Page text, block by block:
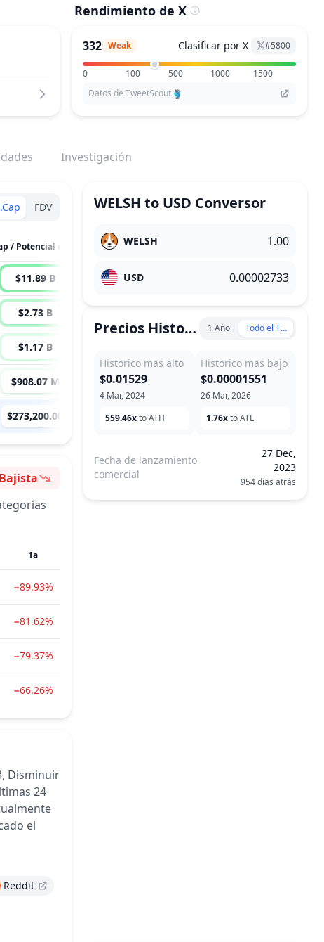
Rendimiento de X
332 Weak Clasificar por X #5800
0 100 500 1000
1500
Datos de TweetScout
Investigación
FDV
M.Cap / Potencial de Crecimiento
$11.89 B 43,514 x
$2.73 B
$1.17 B
$908.07 M 3,323x
$273,200.00 --
Sentimiento
Bajista
1a
−89.93%
−81.62%
−79.37%
−66.26%
WELSH to USD Conversor
WELSH
USD
Precios Historicos 1 Año Todo el Tiempo
Historico mas alto
4 Mar, 2024
$0.01529
559.46xto ATH
Historico mas bajo
26 Mar, 2026
$0.00001551
1.76xto ATL
Fecha de lanzamiento
comercial
27 Dec,
2023
954 días atrás
Disminuir
24
el
Reddit